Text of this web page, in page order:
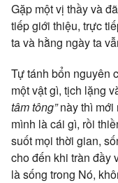
Gặp một vị thầy và
tiếp giới thiệu, trực
ta và hằng ngày ta
Tự tánh bổn nguyên
một vật gì, tịch lặng
tâm tông”này thì mới
mình là cái gì, rồi
suốt mọi thời gian,
cho đến khi tràn đầy
là sống trong Nó,